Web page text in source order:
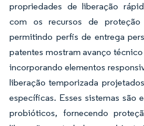
propriedades de liberação
com os recursos de proteção
permitindo perfis de entrega
patentes mostram avanço
incorporando elementos
liberação temporizada
específicas. Esses sistemas são
probióticos, fornecendo